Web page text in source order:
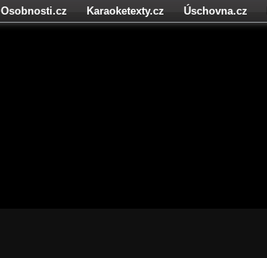
Osobnosti.cz Karaoketexty.cz Úschovna.cz